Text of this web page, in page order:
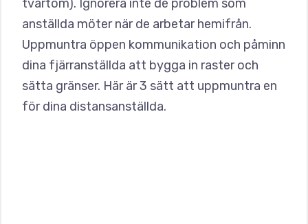
tvärtom). Ignorera inte de problem som
anställda möter när de arbetar hemifrån.
Uppmuntra öppen kommunikation och påminn
dina fjärranställda att bygga in raster och
sätta gränser. Här är 3 sätt att uppmuntra en
för dina distansanställda.